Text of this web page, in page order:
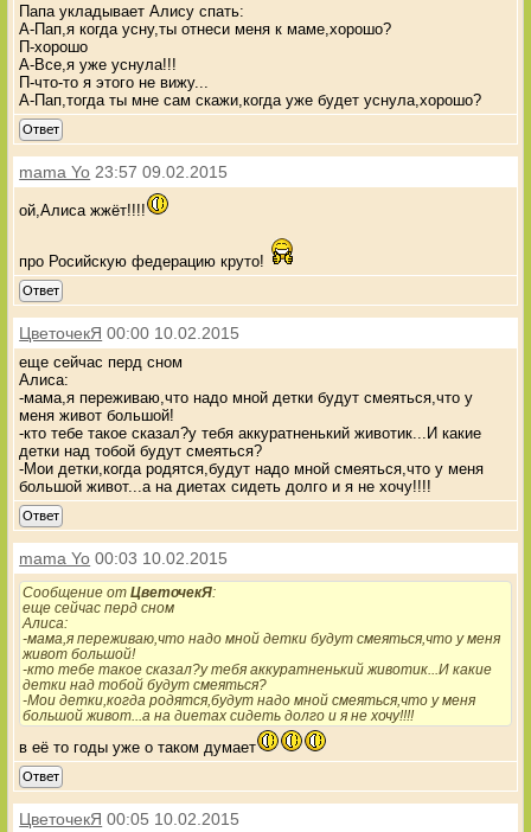
Папа укладывает Алису спать:
А-Пап,я когда усну,ты отнеси меня к маме,хорошо?
П-хорошо
А-Все,я уже уснула!!!
П-что-то я этого не вижу...
А-Пап,тогда ты мне сам скажи,когда уже будет уснула,хорошо?
Ответ
mama Yo 23:57 09.02.2015
ой,Алиса жжёт!!!!
про Росийскую федерацию круто!
Ответ
ЦветочекЯ 00:00 10.02.2015
еще сейчас перд сном
Алиса:
-мама,я переживаю,что надо мной детки будут смеяться,что у
меня живот большой!
-кто тебе такое сказал?у тебя аккуратненький животик...И какие
детки над тобой будут смеяться?
-Мои детки,когда родятся,будут надо мной смеяться,что у меня
большой живот...а на диетах сидеть долго и я не хочу!!!!
Ответ
mama Yo 00:03 10.02.2015
Сообщение отЦветочекЯ:
еще сейчас перд сном
Алиса:
-мама,я переживаю,что надо мной детки будут смеяться,что у меня
живот большой!
-кто тебе такое сказал?у тебя аккуратненький животик...И какие
детки над тобой будут смеяться?
-Мои детки,когда родятся,будут надо мной смеяться,что у меня
большой живот...а на диетах сидеть долго и я не хочу!!!!
в её то годы уже о таком думает
Ответ
ЦветочекЯ 00:05 10.02.2015